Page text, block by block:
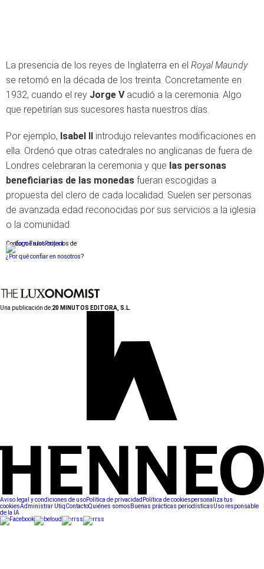
La presencia de los reyes de Inglaterra en el Royal Maundy
se retomó en la década de los treinta. Concretamente en
1932, cuando el rey Jorge Vacudió a la ceremonia. Algo
que repetirían sus sucesores hasta nuestros días.
Por ejemplo, Isabel II introdujo relevantes modificaciones en
ella. Ordenó que otras catedrales no anglicanas de fuera de
Londres celebraran la ceremonia y que las personas
beneficiarias de las monedas fueran escogidas a
propuesta del clero de cada localidad. Suelen ser personas
de avanzada edad reconocidas por sus servicios a la iglesia
o la comunidad.
Conforme a los criterios de
¿Por qué confiar en nosotros?
Una publicación de:20 MINUTOS EDITORA, S.L.
Aviso legal y condiciones de usoPolítica de privacidad Política de cookiespersonaliza tus
cookiesAdministrar UtiqContactoQuiénes somos Buenas prácticas periodísticasUso responsable
de la IA